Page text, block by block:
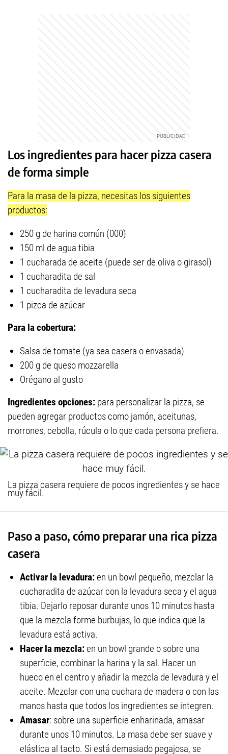
Los ingredientes para hacer pizza casera
de forma simple
Para la masa de la pizza, necesitas los siguientes
productos:
250 g de harina común (000)
150 ml de agua tibia
1 cucharada de aceite (puede ser de oliva o girasol)
1 cucharadita de sal
1 cucharadita de levadura seca
1 pizca de azúcar
Para la cobertura:
Salsa de tomate (ya sea casera o envasada)
200 g de queso mozzarella
Orégano al gusto
Ingredientes opciones: para personalizar la pizza, se
pueden agregar productos como jamón, aceitunas,
morrones, cebolla, rúcula o lo que cada persona prefiera.
La pizza casera requiere de pocos ingredientes y se hace
muy fácil.
Paso a paso, cómo preparar una rica pizza
casera
Activar la levadura:en un bowl pequeño, mezclar la
cucharadita de azúcar con la levadura seca y el agua
tibia. Dejarlo reposar durante unos 10 minutos hasta
que la mezcla forme burbujas, lo que indica que la
levadura está activa.
Hacer la mezcla:en un bowl grande o sobre una
superficie, combinar la harina y la sal. Hacer un
hueco en el centro y añadir la mezcla de levadura y el
aceite. Mezclar con una cuchara de madera o con las
manos hasta que todos los ingredientes se integren.
Amasar: sobre una superficie enharinada, amasar
durante unos 10 minutos. La masa debe ser suave y
elástica al tacto. Si está demasiado pegajosa, se